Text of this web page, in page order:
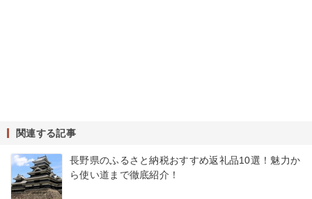
関連する記事
長野県のふるさと納税おすすめ返礼品10選！魅力か
ら使い道まで徹底紹介！